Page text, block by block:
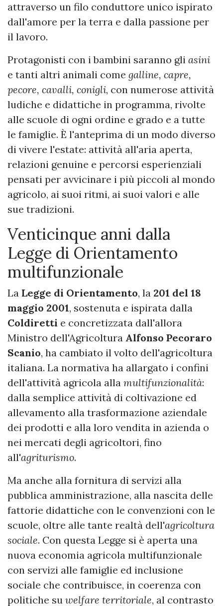
attraverso un filo conduttore unico ispirato
dall'amore per la terra e dalla passione per
il lavoro.
Protagonisti con i bambini saranno gli asini
e tanti altri animali come galline, capre,
pecore, cavalli, conigli, con numerose attività
ludiche e didattiche in programma, rivolte
alle scuole di ogni ordine e grado e a tutte
le famiglie. È l'anteprima di un modo diverso
di vivere l'estate: attività all'aria aperta,
relazioni genuine e percorsi esperienziali
pensati per avvicinare i più piccoli al mondo
agricolo, ai suoi ritmi, ai suoi valori e alle
sue tradizioni.
Venticinque anni dalla
Legge di Orientamento
multifunzionale
La Legge di Orientamento, la 201 del 18
maggio 2001, sostenuta e ispirata dalla
Coldiretti e concretizzata dall'allora
Ministro dell'Agricoltura Alfonso Pecoraro
Scanio, ha cambiato il volto dell'agricoltura
italiana. La normativa ha allargato i confini
dell'attività agricola alla multifunzionalità:
dalla semplice attività di coltivazione ed
allevamento alla trasformazione aziendale
dei prodotti e alla loro vendita in azienda o
nei mercati degli agricoltori, fino
all'agriturismo.
Ma anche alla fornitura di servizi alla
pubblica amministrazione, alla nascita delle
fattorie didattiche con le convenzioni con le
scuole, oltre alle tante realtà dell'agricoltura
sociale. Con questa Legge si è aperta una
nuova economia agricola multifunzionale
con servizi alle famiglie ed inclusione
sociale che contribuisce, in coerenza con
politiche su welfare territoriale, al contrasto